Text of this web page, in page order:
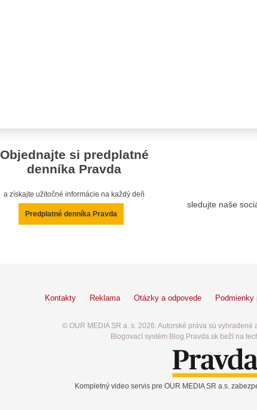
Objednajte si predplatné
denníka Pravda
a získajte užitočné informácie na každý deň
Predplatné denníka Pravda
sledujte naše
Kontakty Reklama Otázky a odpovede Podmienky
© OUR MEDIA SR a. s. 2026. Autorské práva sú vyhradené
Blogovací systém Blog.Pravda.sk beží na
Kompletný video servis pre OUR MEDIA SR a.s.